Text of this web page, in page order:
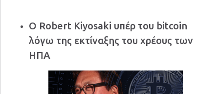
Ο Robert Kiyosaki υπέρ του bitcoin
λόγω της εκτίναξης του χρέους των
ΗΠΑ